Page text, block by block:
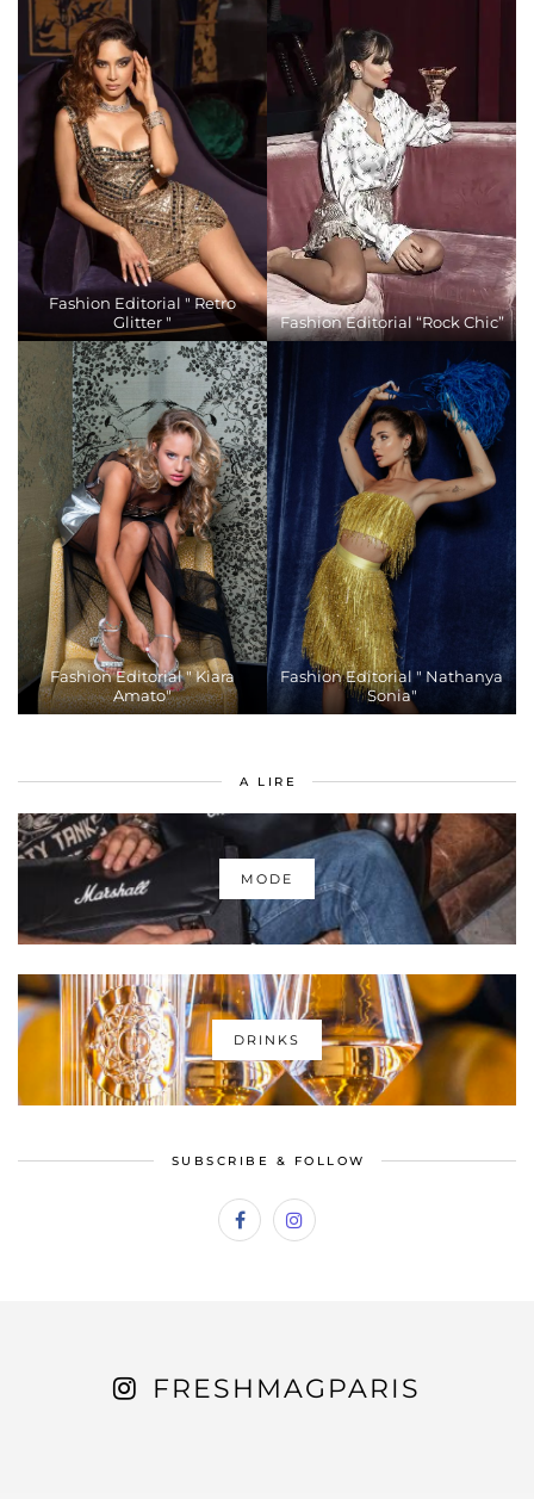
Fashion Editorial " Retro
Glitter "
Fashion Editorial “Rock Chic”
Fashion Editorial " Kiara
Amato"
Fashion Editorial " Nathanya
Sonia"
A LIRE
MODE
DRINKS
SUBSCRIBE & FOLLOW
FRESHMAGPARIS